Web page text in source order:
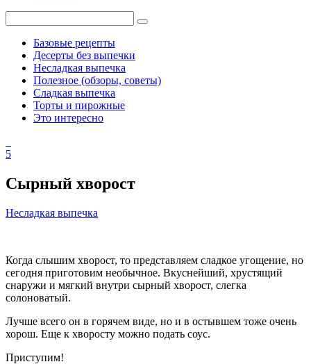
Базовые рецепты
Десерты без выпечки
Несладкая выпечка
Полезное (обзоры, советы)
Сладкая выпечка
Торты и пирожные
Это интересно
5
Сырный хворост
Несладкая выпечка
Когда слышим хворост, то представляем сладкое угощение, но
сегодня приготовим необычное. Вкуснейший, хрустящий
снаружи и мягкий внутри сырный хворост, слегка
солоноватый.
Лучше всего он в горячем виде, но и в остывшем тоже очень
хорош. Еще к хворосту можно подать соус.
Приступим!